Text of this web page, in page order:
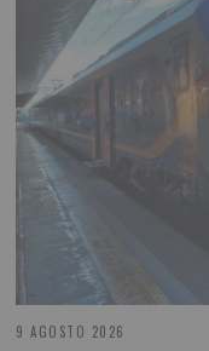
9 AGOSTO 2026